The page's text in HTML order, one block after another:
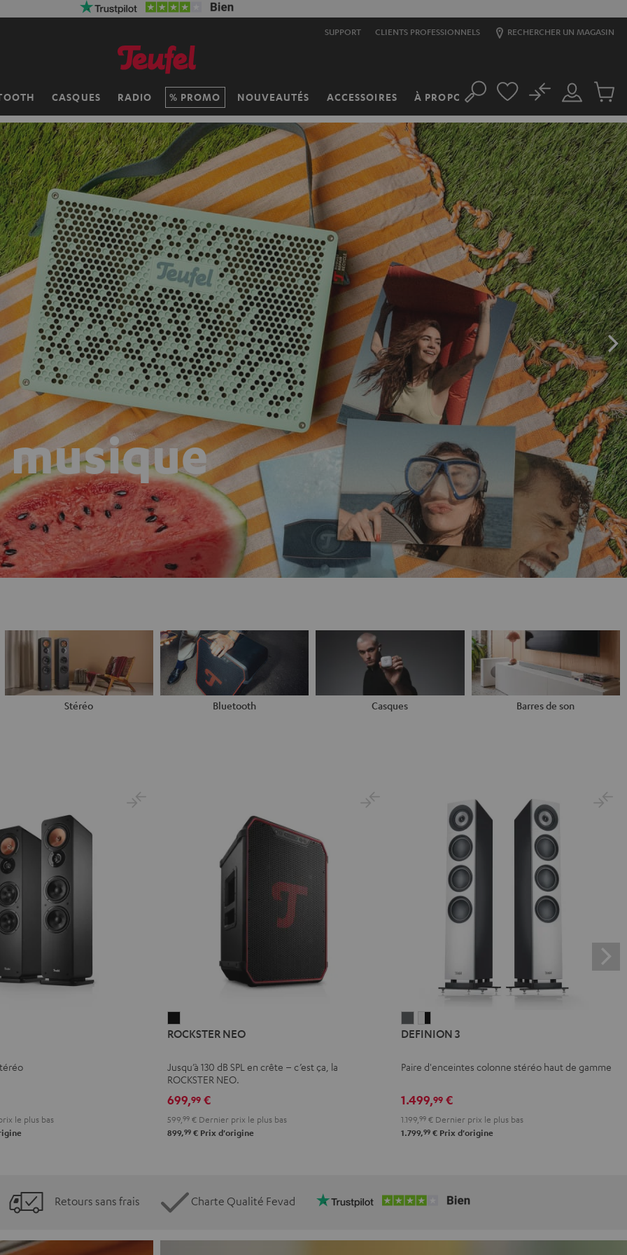
SUPPORT CLIENTS PROFESSIONNELS RECHERCHER UN MAGASIN
CASQUES RADIO PROMO NOUVEAUTÉS ACCESSOIRES À PROPOSRechercher
Mon
compte
No
du
panier
Stéréo Bluetooth Casques Barres de son
le plus bas
NEO
ROCKSTER NEO
Jusqu’à 130 dB SPL en crête – c’est ça, la
ROCKSTER NEO.
699,99 €
599, 99 € Dernier prix le plus bas
899,99 € Prix d'origine
3
3
/
DEFINION 3
Paire d'enceintes colonne stéréo haut de gamme
1.499,99€
1.199, 99€Dernier prix le plus bas
1.799,99€Prix d'origine
Retours sans frais Charte Qualité Fevad